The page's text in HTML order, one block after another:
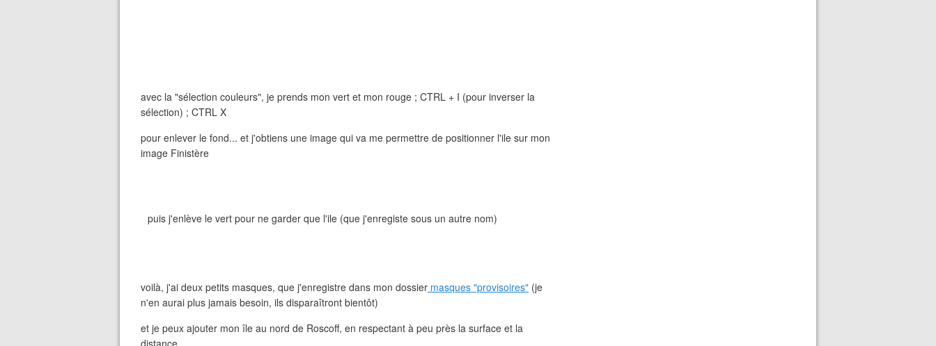
avec la "sélection couleurs", je prends mon vert et mon rouge ; CTRL + I (pour inverser la
sélection) ; CTRL X
pour enlever le fond... et j'obtiens une image qui va me permettre de positionner l'ile sur mon
image Finistère
puis j'enlève le vert pour ne garder que l'ile (que j'enregiste sous un autre nom)
voilà, j'ai deux petits masques, que j'enregistre dans mon dossier masques "provisoires" (je
n'en aurai plus jamais besoin, ils disparaîtront bientôt)
et je peux ajouter mon île au nord de Roscoff, en respectant à peu près la surface et la
distance...